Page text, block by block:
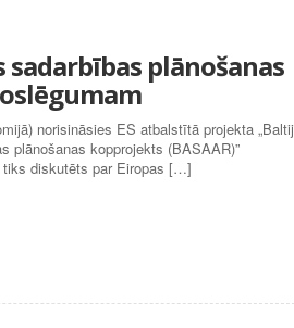
plānošanas
norisināsies ES atbalstītā projekta
plānošanas kopprojekts (BASAAR)”
tiks diskutēts par Eiropas […]